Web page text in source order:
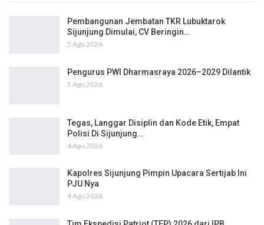
Pembangunan Jembatan TKR Lubuktarok
Sijunjung Dimulai, CV Beringin…
5 Agu 2026
Pengurus PWI Dharmasraya 2026–2029 Dilantik
5 Agu 2026
Tegas, Langgar Disiplin dan Kode Etik, Empat
Polisi Di Sijunjung…
4 Agu 2026
Kapolres Sijunjung Pimpin Upacara Sertijab Ini
PJU Nya
4 Agu 2026